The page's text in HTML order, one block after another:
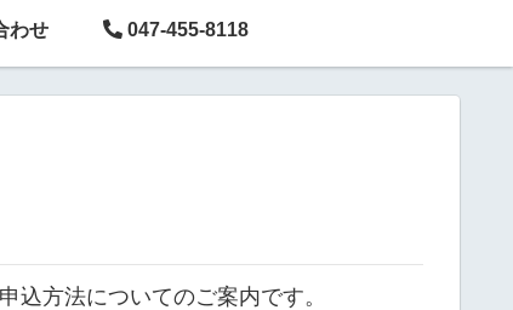
わせ 047-455-8118
込方法についてのご案内です。